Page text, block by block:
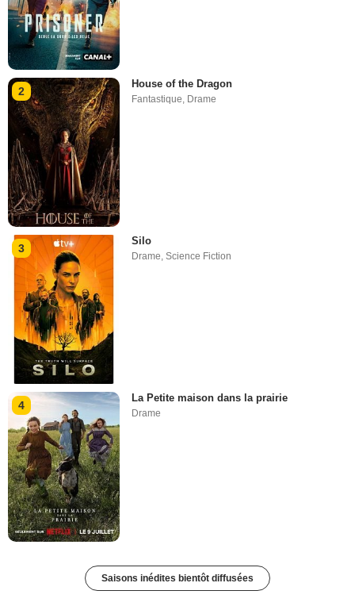
2
House of the Dragon
Fantastique, Drame
3
Silo
Drame,Science Fiction
4
La Petite maison dans la prairie
Drame
Saisons inédites bientôt diffusées